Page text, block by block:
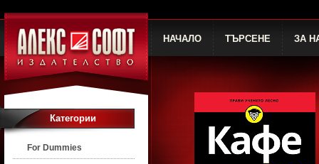
НАЧАЛО ТЪРСЕНЕ ЗА
Категории
For Dummies